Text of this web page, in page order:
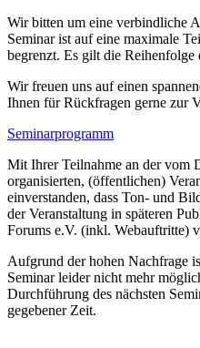
Wir bitten um eine verbindliche
Seminar ist auf eine maximale
begrenzt. Es gilt die Reihenfolge
Wir freuen uns auf einen
Ihnen für Rückfragen gerne zur
Seminarprogramm
Mit Ihrer Teilnahme an der vom
organisierten, (öffentlichen)
einverstanden, dass Ton- und
der Veranstaltung in späteren
Forums e.V. (inkl. Webauftritte)
Aufgrund der hohen Nachfrage
Seminar leider nicht mehr
Durchführung des nächsten
gegebener Zeit.